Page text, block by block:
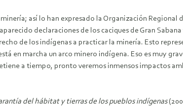
así lo han expresado la Organización Regional
declaraciones de los caciques de Gran
de los indígenas a practicar la minería. Esto
en marcha un arco minero indígena. Eso es muy
a tiempo, pronto veremos inmensos impactos
del hábitat y tierras de los pueblos indígenas